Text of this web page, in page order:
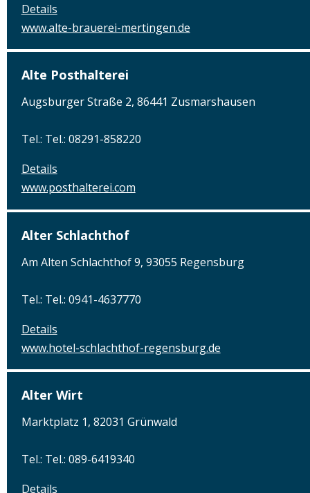
Details
www.alte-brauerei-mertingen.de
Alte Posthalterei
Augsburger Straße 2, 86441 Zusmarshausen
Tel.: Tel.: 08291-858220
Details
www.posthalterei.com
Alter Schlachthof
Am Alten Schlachthof 9, 93055 Regensburg
Tel.: Tel.: 0941-4637770
Details
www.hotel-schlachthof-regensburg.de
Alter Wirt
Marktplatz 1, 82031 Grünwald
Tel.: Tel.: 089-6419340
Details